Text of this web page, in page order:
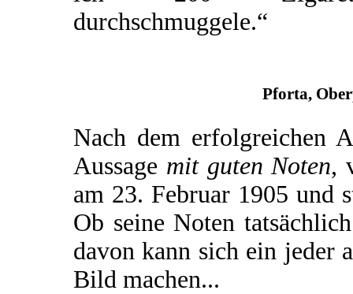
durchschmuggele.“
Pforta,
Nach dem erfolgreichen
Aussage mit guten Noten,
am 23. Februar 1905 und
Ob seine Noten
davon kann sich ein jeder
Bild machen...